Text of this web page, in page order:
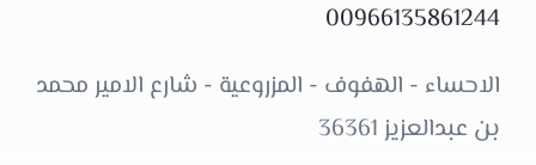
00966135861244
الاحساء - الهفوف - المزروعية - شارع الامير محمد
بن عبدالعزيز 36361